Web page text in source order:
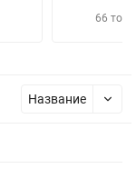
66
Название